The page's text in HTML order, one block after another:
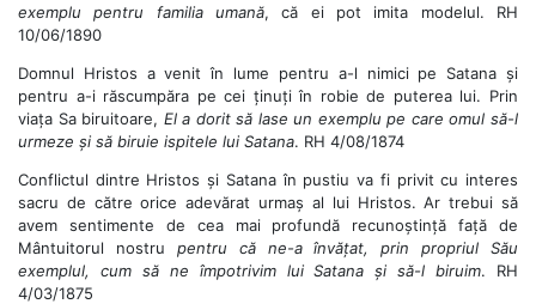
exemplu pentru familia umană, că ei pot imita modelul. RH
10/06/1890
Domnul Hristos a venit în lume pentru a-l nimici pe Satana și
pentru a-i răscumpăra pe cei ținuți în robie de puterea lui. Prin
viața Sa biruitoare, El a dorit să lase un exemplu pe care omul să-l
urmeze și să biruie ispitele lui Satana. RH 4/08/1874
Conflictul dintre Hristos și Satana în pustiu va fi privit cu interes
sacru de către orice adevărat urmaș al lui Hristos. Ar trebui să
avem sentimente de cea mai profundă recunoștință față de
Mântuitorul nostru pentru că ne-a învățat, prin propriul Său
exemplul, cum să ne împotrivim lui Satana și să-l biruim. RH
4/03/1875